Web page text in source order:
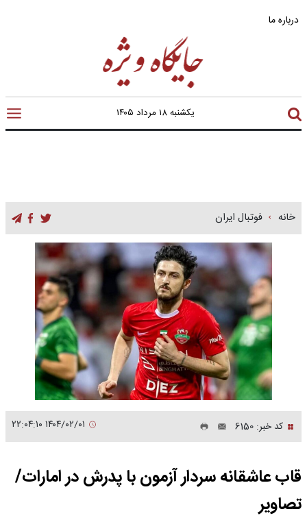
درباره ما
یکشنبه ۱۸ مرداد ۱۴۰۵
خانه فوتبال ایران
کد خبر: 6150
قاب عاشقانه سردار آزمون با پدرش در امارات/
تصاویر